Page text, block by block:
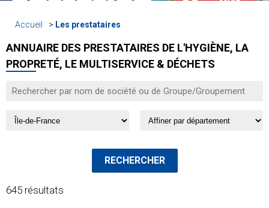
Accueil Les prestataires
ANNUAIRE DES PRESTATAIRES DE L'HYGIÈNE, LA
PROPRETÉ, LE MULTISERVICE & DÉCHETS
645 résultats